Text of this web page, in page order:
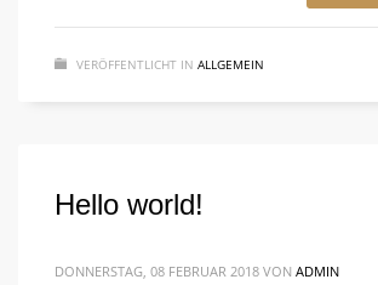
VERÖFFENTLICHT IN ALLGEMEIN
Hello world!
DONNERSTAG, 08 FEBRUAR 2018 VON ADMIN